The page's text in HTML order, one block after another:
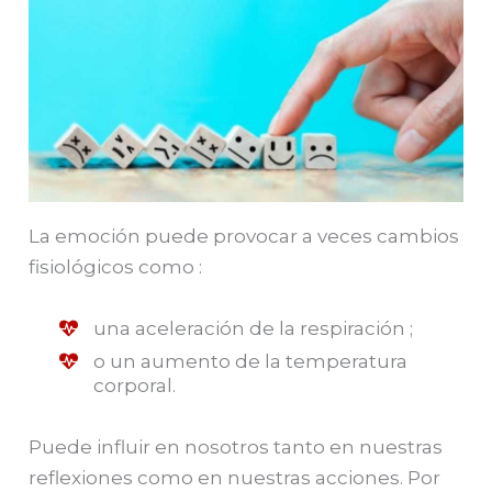
La emoción puede provocar a veces cambios
fisiológicos como :
una aceleración de la respiración ;
o un aumento de la temperatura
corporal.
Puede influir en nosotros tanto en nuestras
reflexiones como en nuestras acciones. Por